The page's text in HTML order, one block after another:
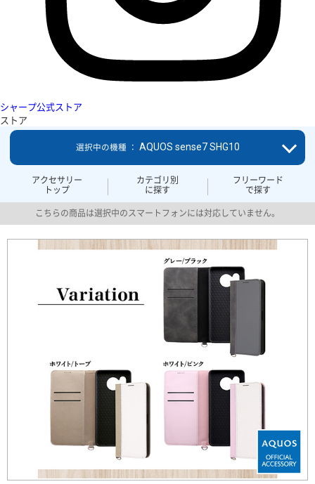
シャープ公式ストア
ストア
アクセサリー
トップ
カテゴリ別
に探す
フリーワード
で探す
選択中の機種 ： AQUOS sense7 SHG10
こちらの商品は選択中のスマートフォンには対応していません。